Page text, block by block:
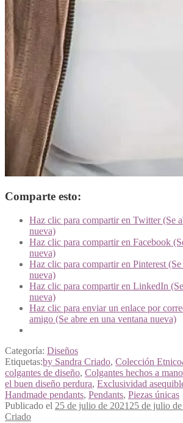
Comparte esto:
Haz clic para compartir en Twitter (Se
nueva)
Haz clic para compartir en Facebook
nueva)
Haz clic para compartir en Pinterest (Se
nueva)
Haz clic para compartir en LinkedIn
nueva)
Haz clic para enviar un enlace por
amigo (Se abre en una ventana nueva)
Categoría: Diseños
Etiquetas:by Sandra Criado, Colección
colgantes de diseño, Colgantes hechos a mano
el buen diseño perdura, Exclusividad
Handmade pendants, Pendants, Piezas únicas
Publicado el 25 de julio de 2021 25 de julio de
Criado